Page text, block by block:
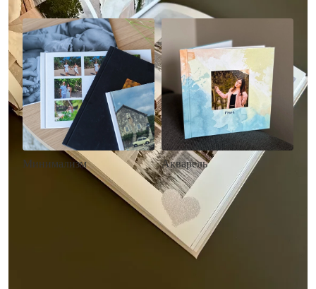
Минимализм Акварель
• Декор в стиле
акварельных красок
• Выбор цвета фона
• Загрузка фото и текста
Заказать